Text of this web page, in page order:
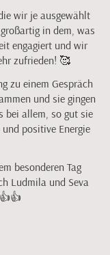
wir je ausgewählt
in dem, was
engagiert und wir
zufrieden! 🥰
zu einem Gespräch
und sie gingen
bei allem, so gut sie
positive Energie
besonderen Tag
Ludmila und Seva